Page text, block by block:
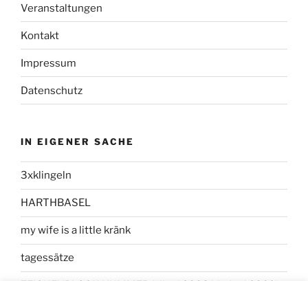
Veranstaltungen
Kontakt
Impressum
Datenschutz
IN EIGENER SACHE
3xklingeln
HARTHBASEL
my wife is a little kränk
tagessätze